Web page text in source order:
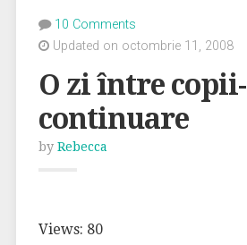
10 Comments
Updated on octombrie 11, 2008
O zi între copii-
continuare
by Rebecca
Views: 80